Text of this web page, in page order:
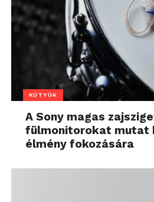
KÜTYÜK
A Sony magas
fülmonitorokat mutat
élmény fokozására